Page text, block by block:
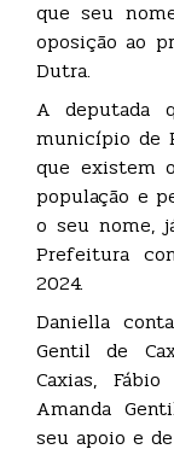
que seu
oposição ao
Dutra.
A deputada
município de
que existem
população e
o seu nome,
Prefeitura
2024.
Daniella
Gentil de
Caxias,
Amanda
seu apoio e